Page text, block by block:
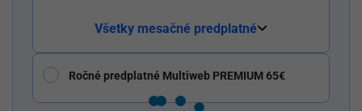
Všetky mesačné predplatné
Ročné predplatné Multiweb PREMIUM 65€